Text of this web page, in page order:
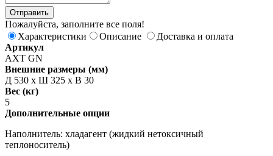
Пожалуйста, заполните все поля!
Характеристики
Описание
Доставка и оплата
Артикул
АХТ GN
Внешние размеры (мм)
Д 530 х Ш 325 х В 30
Вес (кг)
5
Дополнительные опции
Наполнитель: хладагент (жидкий нетоксичный
теплоноситель)